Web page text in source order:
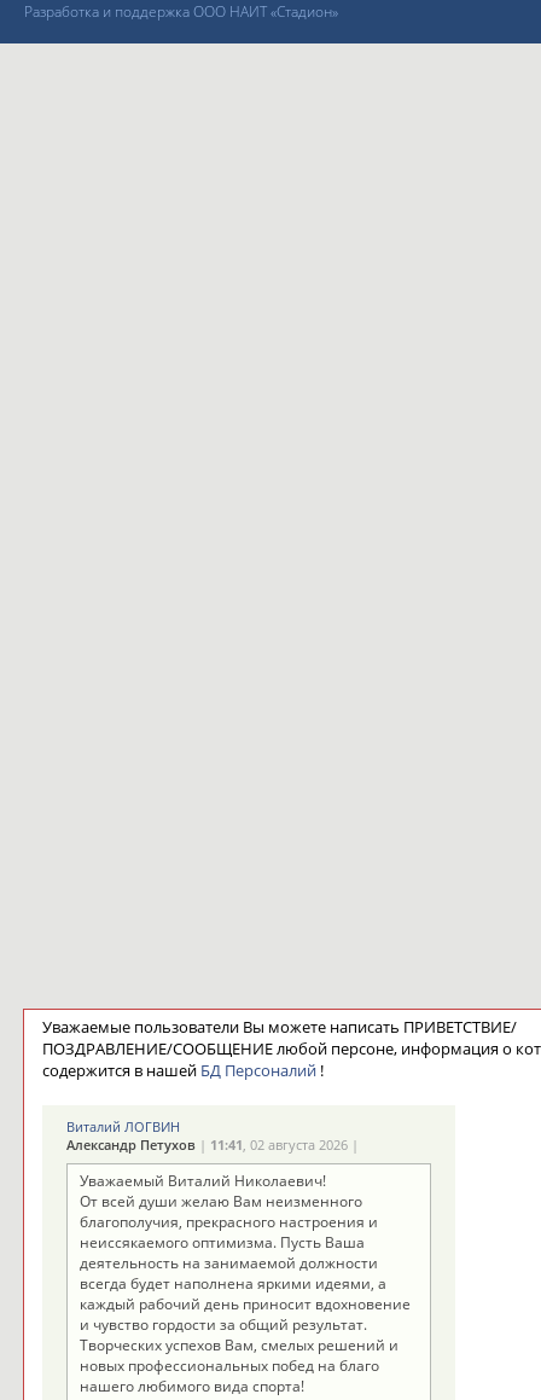
Разработка и поддержка ООО НАИТ «Стадион»
Уважаемые пользователи Вы можете написать ПРИВЕТСТВИЕ/
ПОЗДРАВЛЕНИЕ/СООБЩЕНИЕ любой персоне, информация о
содержится в нашей БД Персоналий!
Виталий ЛОГВИН
Александр Петухов| 11:41, 02 августа 2026 |
Уважаемый Виталий Николаевич!
От всей души желаю Вам неизменного
благополучия, прекрасного настроения и
неиссякаемого оптимизма. Пусть Ваша
деятельность на занимаемой должности
всегда будет наполнена яркими идеями, а
каждый рабочий день приносит вдохновение
и чувство гордости за общий результат.
Творческих успехов Вам, смелых решений и
новых профессиональных побед на благо
нашего любимого вида спорта!